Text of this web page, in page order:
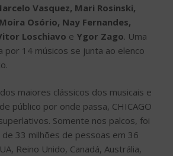
Vasquez, Mari Rosinski,
Osório, Nay Fernandes,
Loschiavo e Ygor Zago. Uma
por 14 músicos se junta ao elenco
maiores clássicos dos musicais e
público por onde passa, CHICAGO
Somente nos palcos, foi
33 milhões de pessoas em 36
Reino Unido, Canadá, Austrália,